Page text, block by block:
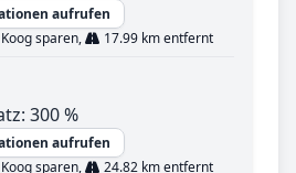
aufrufen
sparen,
17.99 km entfernt
300 %
aufrufen
sparen,
24.82 km entfernt